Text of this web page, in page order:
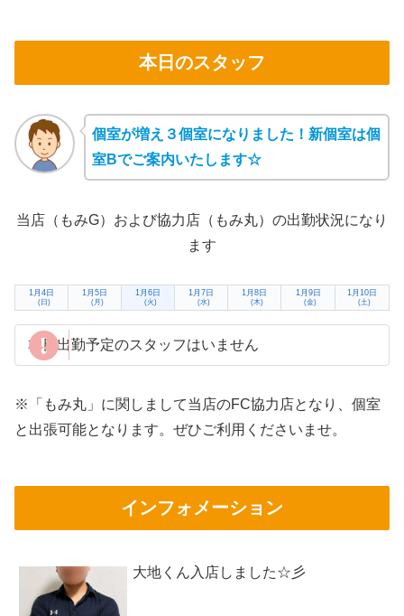
本日のスタッフ
個室が増え３個室になりました！新個室は個
室Bでご案内いたします☆
当店（もみG）および協力店（もみ丸）の出勤状況になり
ます
1月4日
(日)
1月5日
(月)
1月6日
(火)
1月7日
(水)
1月8日
(木)
1月9日
(金)
1月10日
(土)
本日出勤予定のスタッフはいません
※「もみ丸」に関しまして当店のFC協力店となり、個室
と出張可能となります。ぜひご利用くださいませ。
インフォメーション
大地くん入店しました☆彡